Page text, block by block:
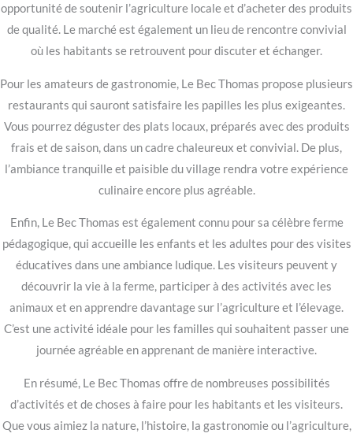
opportunité de soutenir l’agriculture locale et d’acheter des produits
de qualité. Le marché est également un lieu de rencontre convivial
où les habitants se retrouvent pour discuter et échanger.
Pour les amateurs de gastronomie, Le Bec Thomas propose plusieurs
restaurants qui sauront satisfaire les papilles les plus exigeantes.
Vous pourrez déguster des plats locaux, préparés avec des produits
frais et de saison, dans un cadre chaleureux et convivial. De plus,
l’ambiance tranquille et paisible du village rendra votre expérience
culinaire encore plus agréable.
Enfin, Le Bec Thomas est également connu pour sa célèbre ferme
pédagogique, qui accueille les enfants et les adultes pour des visites
éducatives dans une ambiance ludique. Les visiteurs peuvent y
découvrir la vie à la ferme, participer à des activités avec les
animaux et en apprendre davantage sur l’agriculture et l’élevage.
C’est une activité idéale pour les familles qui souhaitent passer une
journée agréable en apprenant de manière interactive.
En résumé, Le Bec Thomas offre de nombreuses possibilités
d’activités et de choses à faire pour les habitants et les visiteurs.
Que vous aimiez la nature, l’histoire, la gastronomie ou l’agriculture,